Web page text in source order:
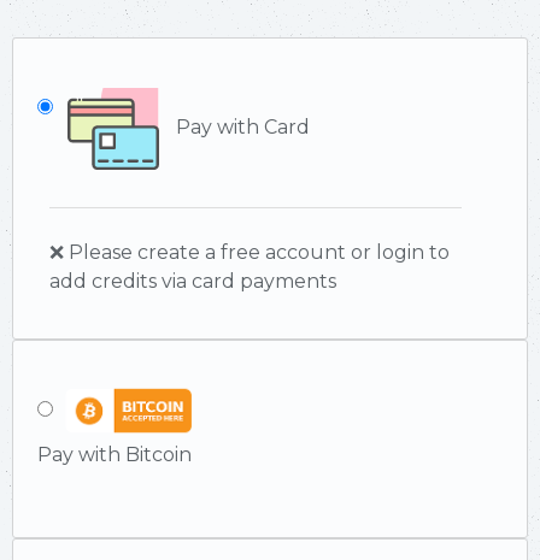
Pay with Card
❌ Please create a free account or login to
add credits via card payments
Pay with Bitcoin